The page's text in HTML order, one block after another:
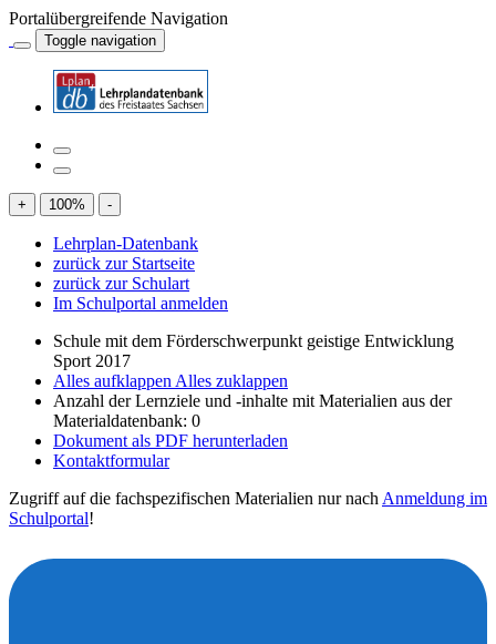
Portalübergreifende Navigation
Toggle navigation
+ 100% -
Lehrplan-Datenbank
zurück zur Startseite
zurück zur Schulart
Im Schulportal anmelden
Schule mit dem Förderschwerpunkt geistige Entwicklung
Sport 2017
Alles aufklappen Alles zuklappen
Anzahl der Lernziele und -inhalte mit Materialien aus der
Materialdatenbank: 0
Dokument als PDF herunterladen
Kontaktformular
Zugriff auf die fachspezifischen Materialien nur nach Anmeldung im
Schulportal!